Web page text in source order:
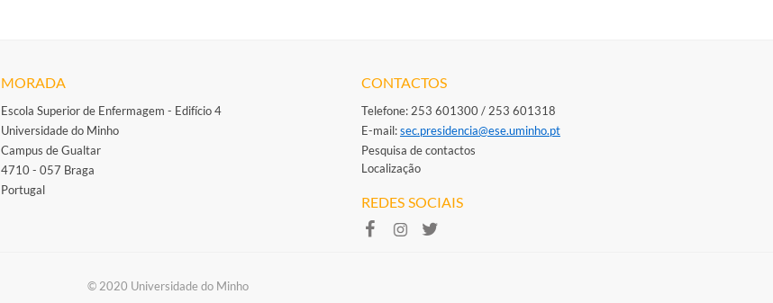
MORADA
Escola Superior de Enfermagem - Edifício 4
Universidade do Minho
Campus de Gualtar
4710 - 057 Braga
Portugal
CONTACTOS
Telefone: 253 601300 / 253 601318
E-mail: ​sec.presidencia@ese.uminho.​pt
Pesquisa de contactos
Localização
REDES SOCIAIS
​​© 2020 Universidade do Minho​​​​​​​​